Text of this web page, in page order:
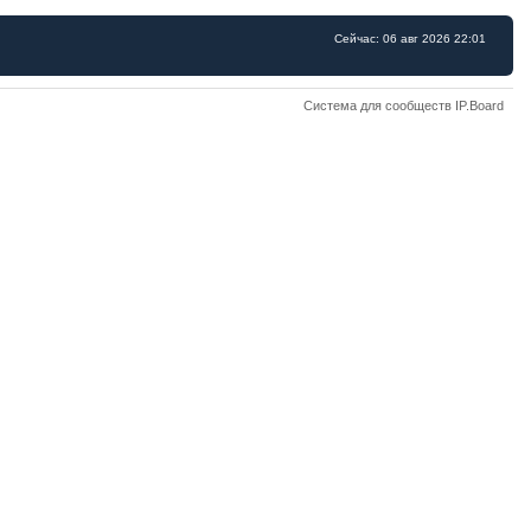
Сейчас: 06 авг 2026 22:01
Система для сообществ IP.Board